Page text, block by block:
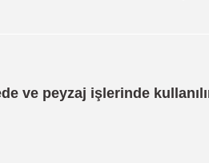
ve peyzaj işlerinde